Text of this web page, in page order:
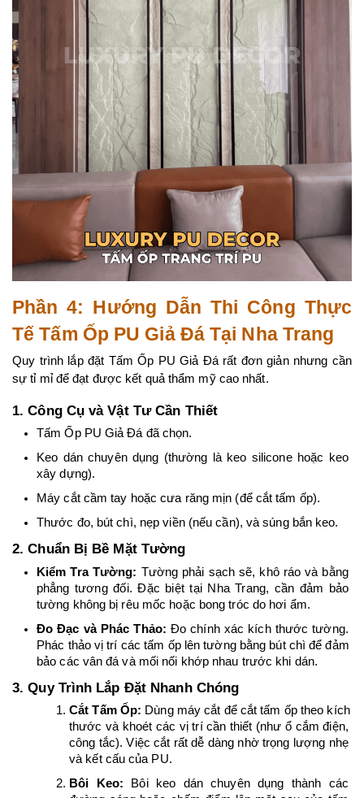
Phần 4: Hướng Dẫn Thi Công Thực
Tế Tấm Ốp PU Giả Đá Tại Nha Trang
Quy trình lắp đặt Tấm Ốp PU Giả Đá rất đơn giản nhưng cần
sự tỉ mỉ để đạt được kết quả thẩm mỹ cao nhất.
1. Công Cụ và Vật Tư Cần Thiết
Tấm Ốp PU Giả Đá đã chọn.
Keo dán chuyên dụng (thường là keo silicone hoặc keo
xây dựng).
Máy cắt cầm tay hoặc cưa răng mịn (để cắt tấm ốp).
Thước đo, bút chì, nẹp viền (nếu cần), và súng bắn keo.
2. Chuẩn Bị Bề Mặt Tường
Kiểm Tra Tường: Tường phải sạch sẽ, khô ráo và bằng
phẳng tương đối. Đặc biệt tại Nha Trang, cần đảm bảo
tường không bị rêu mốc hoặc bong tróc do hơi ẩm.
Đo Đạc và Phác Thảo: Đo chính xác kích thước tường.
Phác thảo vị trí các tấm ốp lên tường bằng bút chì để đảm
bảo các vân đá và mối nối khớp nhau trước khi dán.
3. Quy Trình Lắp Đặt Nhanh Chóng
Cắt Tấm Ốp: Dùng máy cắt để cắt tấm ốp theo kích
thước và khoét các vị trí cần thiết (như ổ cắm điện,
công tắc). Việc cắt rất dễ dàng nhờ trọng lượng nhẹ
và kết cấu của PU.
Bôi Keo: Bôi keo dán chuyên dụng thành các